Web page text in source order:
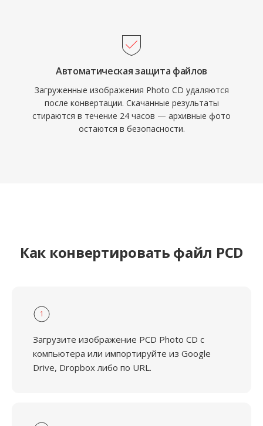
Автоматическая защита файлов
Загруженные изображения Photo CD удаляются
после конвертации. Скачанные результаты
стираются в течение 24 часов — архивные фото
остаются в безопасности.
Как конвертировать файл PCD
1
Загрузите изображение PCD Photo CD с
компьютера или импортируйте из Google
Drive, Dropbox либо по URL.